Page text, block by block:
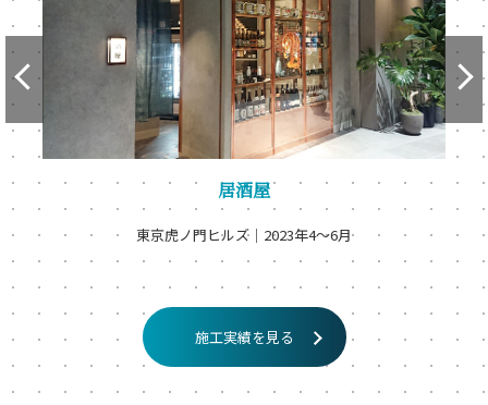
居酒屋
東京虎ノ門ヒルズ ｜ 2023年4〜6月
施工実績を見る